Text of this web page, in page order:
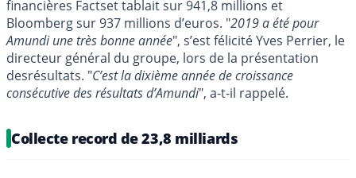
financières Factset tablait sur 941,8 millions et
Bloomberg sur 937 millions d’euros. "2019 a été pour
Amundi une très bonne année", s’est félicité Yves Perrier, le
directeur général du groupe, lors de la présentation
desrésultats. "C’est la dixième année de croissance
consécutive des résultats d’Amundi", a-t-il rappelé.
Collecte record de 23,8 milliards